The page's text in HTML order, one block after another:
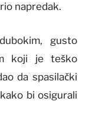
napredak.
gusto
koji je teško
da spasilački
bi osigurali